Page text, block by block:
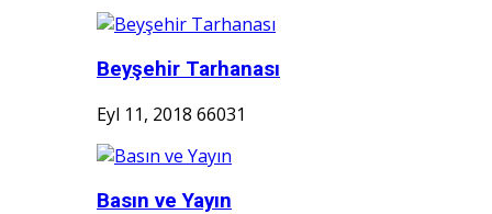
Beyşehir Tarhanası
Eyl 11, 2018 66031
Basın ve Yayın